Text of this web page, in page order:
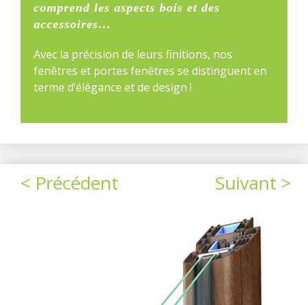
comprend les aspects bois et des
accessoires…
Avec la précision de leurs finitions, nos
fenêtres et portes fenêtres se distinguent en
terme d’élégance et de design !
< Précédent Suivant >